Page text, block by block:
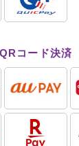
QRコード決済